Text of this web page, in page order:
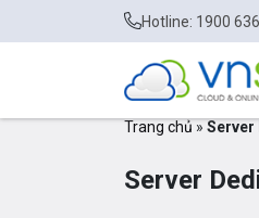
Hotline: 1900
Trang chủ » Server
Server